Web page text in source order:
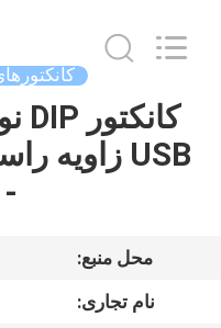
صفحه
اصلی
درباره
Electronic
Reserved.
محل منبع:
نام تجاری: